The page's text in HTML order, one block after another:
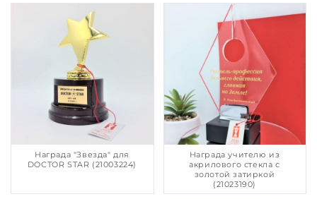
Награда "Звезда" для
DOCTOR STAR (21003224)
Награда учителю из
акрилового стекла с
золотой затиркой
(21023190)